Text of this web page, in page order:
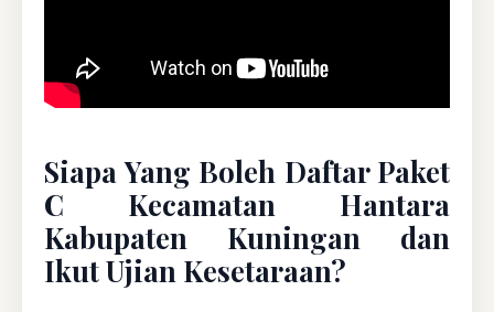
Siapa Yang Boleh Daftar Paket
C Kecamatan Hantara
Kabupaten Kuningan dan
Ikut Ujian Kesetaraan?